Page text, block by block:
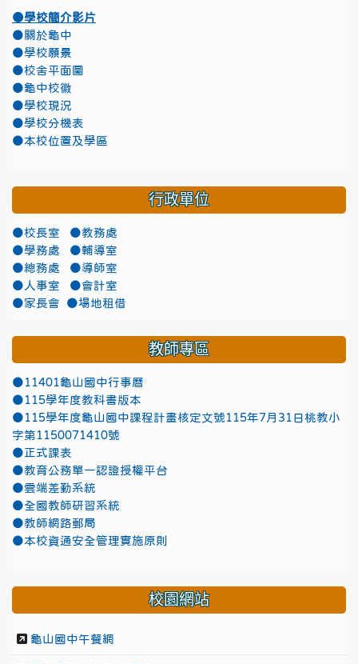
●學校簡介影片
●關於龜中
●學校願景
●校舍平面圖
●龜中校徽
●學校現況
●學校分機表
●本校位置及學區
行政單位
●校長室
●教務處
●學務處
●輔導室
●總務處
●導師室
●人事室
●會計室
●家長會
●場地租借
教師專區
●11401龜山國中行事曆
●115學年度教科書版本
●115學年度龜山國中課程計畫核定文號115年7月31日桃教小
字第1150071410號
●正式課表
●教育公務單一認證授權平台
●雲端差勤系統
●全國教師研習系統
●教師網路郵局
●本校資通安全管理實施原則
校園網站
龜山國中午餐網